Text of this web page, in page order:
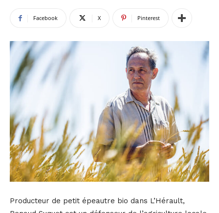
Facebook X Pinterest
Producteur de petit épeautre bio dans L’Hérault,